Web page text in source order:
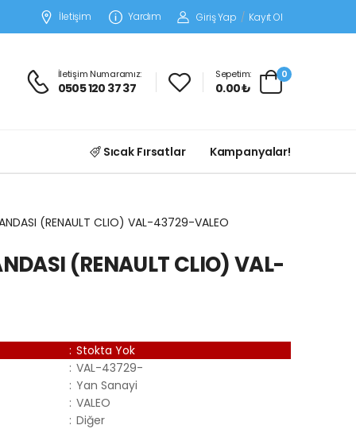
İletişim Yardım Giriş Yap / Kayıt Ol
İletişim Numaramız:
0505 120 37 37
Sepetim:
0.00 ₺
0
Sıcak Fırsatlar Kampanyalar!
(RENAULT CLIO) VAL-43729-VALEO
(RENAULT CLIO) VAL-
: Stokta Yok
: VAL-43729-
: Yan Sanayi
: VALEO
: Diğer